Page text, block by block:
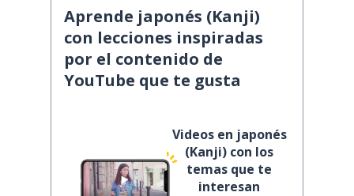
Aprende japonés (Kanji)
con lecciones inspiradas
por el contenido de
YouTube que te gusta
Videos en japonés
(Kanji) con los
temas que te
interesan